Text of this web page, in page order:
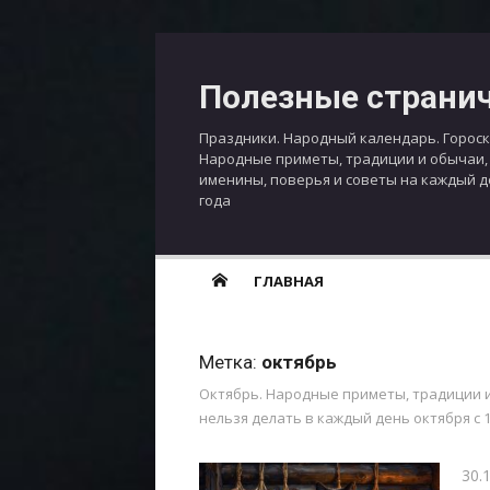
Полезные
Праздники. Народный календарь.
Народные приметы, традиции и обычаи,
именины, поверья и советы на каждый
года
ГЛАВНАЯ
Метка: октябрь
Октябрь. Народные приметы, традиции
нельзя делать в каждый день октября